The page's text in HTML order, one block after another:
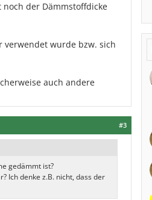
der Dämmstoffdicke
verwendet wurde bzw. sich
auch andere
#3
gedämmt ist?
Ich denke z.B. nicht, dass der